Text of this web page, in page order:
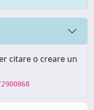
citare o creare un